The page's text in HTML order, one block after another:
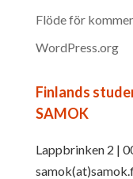
Flöde för
WordPress.org
Finlands
SAMOK
Lappbrinken 2 |